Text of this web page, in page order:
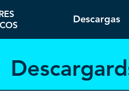
Descargas
Descargar